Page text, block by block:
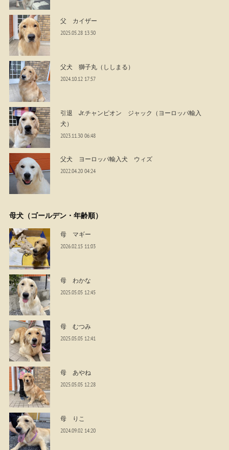
父 カイザー
2025.05.28 13:30
父犬 獅子丸（ししまる）
2024.10.12 17:57
引退 Jr.チャンピオン ジャック（ヨーロッパ輸入
犬）
2023.11.30 06:48
父犬 ヨーロッパ輸入犬 ウィズ
2022.04.20 04:24
母犬（ゴールデン・年齢順）
母 マギー
2026.02.15 11:03
母 わかな
2025.05.05 12:45
母 むつみ
2025.05.05 12:41
母 あやね
2025.05.05 12:28
母 りこ
2024.09.02 14:20